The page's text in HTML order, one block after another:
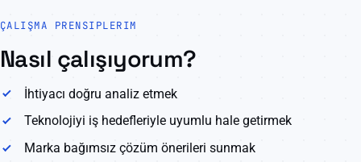
ÇALIŞMA PRENSIPLERIM
Nasıl çalışıyorum?
İhtiyacı doğru analiz etmek
Teknolojiyi iş hedefleriyle uyumlu hale getirmek
Marka bağımsız çözüm önerileri sunmak